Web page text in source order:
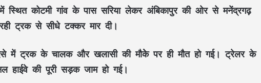
स्थित कोटमी गांव के पास सरिया लेकर अंबिकापुर की ओर से मनेंद्रगढ़
ट्रक से सीधे टक्कर मार दी।
में ट्रक के चालक और खलासी की मौकेे पर ही मौत हो गई। ट्रेलर के
हाईवे की पूरी सड़क जाम हो गई।